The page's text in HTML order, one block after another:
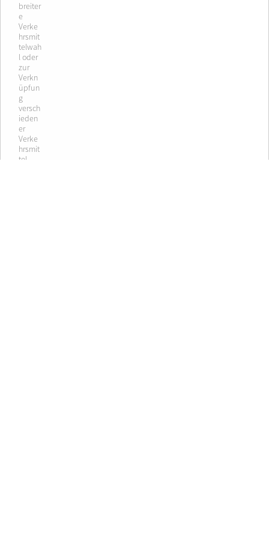
breiter
e
Verke
hrsmit
telwah
l oder
zur
Verkn
üpfun
g
versch
ieden
er
Verke
hrsmit
tel.